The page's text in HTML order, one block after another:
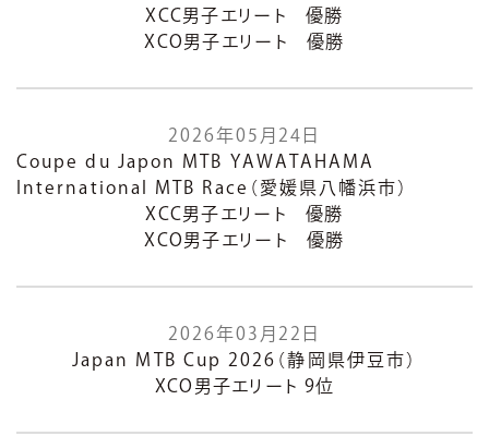
XCC男子エリート 優勝
XCO男子エリート 優勝
2026年05月24日
Coupe du Japon MTB YAWATAHAMA
International MTB Race（愛媛県八幡浜市）
XCC男子エリート 優勝
XCO男子エリート 優勝
2026年03月22日
Japan MTB Cup 2026（静岡県伊豆市）
XCO男子エリート 9位